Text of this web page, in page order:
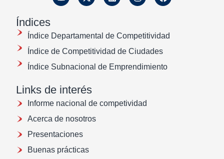
Índices
Índice Departamental de Competitividad
Índice de Competitividad de Ciudades
Índice Subnacional de Emprendimiento
Links de interés
Informe nacional de competividad
Acerca de nosotros
Presentaciones
Buenas prácticas